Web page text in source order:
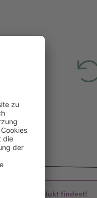
Du das Produkt findest!